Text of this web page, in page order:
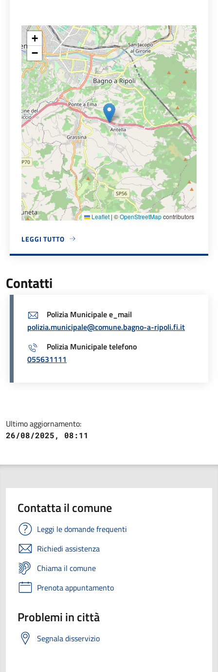
+
−
Leaflet | ©OpenStreetMapcontributors
LEGGI TUTTO
A PROPOSITO DI COMANDO POLIZIA MUNICIPALE
Contatti
Polizia Municipale e_mail
polizia.municipale@comune.bagno-a-ripoli.fi.it
Polizia Municipale telefono
055631111
Ultimo aggiornamento:
26/08/2025, 08:11
Contatta il comune
Leggi le domande frequenti
Richiedi assistenza
Chiama il comune
Prenota appuntamento
Problemi in città
Segnala disservizio